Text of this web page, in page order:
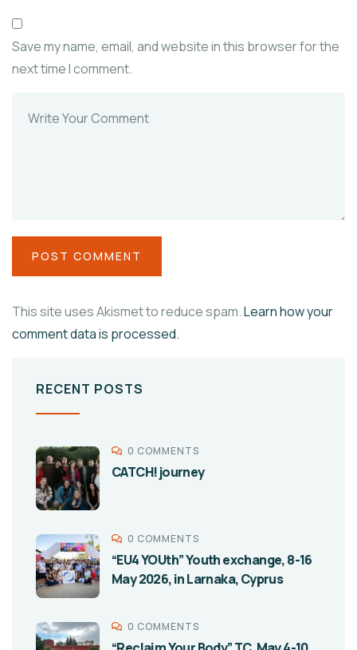
Save my name, email, and website in this browser for the
next time I comment.
This site uses Akismet to reduce spam.Learn how your
comment data is processed.
RECENT POSTS
0 COMMENTS
CATCH! journey
0 COMMENTS
“EU4 YOUth” Youth exchange, 8-16
May 2026, in Larnaka, Cyprus
0 COMMENTS